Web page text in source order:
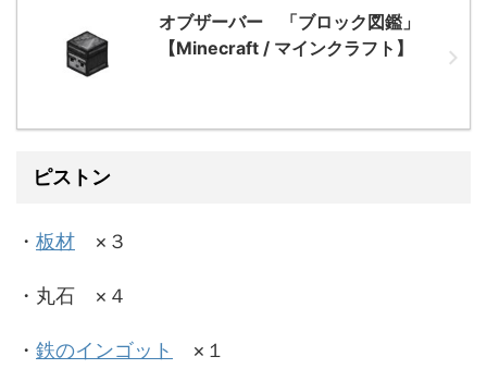
オブザーバー 「ブロック図鑑」
【Minecraft / マインクラフト】
ピストン
・ 板材 ×３
・丸石 ×４
・ 鉄のインゴット ×１